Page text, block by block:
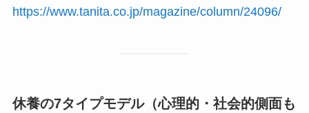
https://www.tanita.co.jp/magazine/column/24096/
休養の7タイプモデル（心理的・社会的側面も